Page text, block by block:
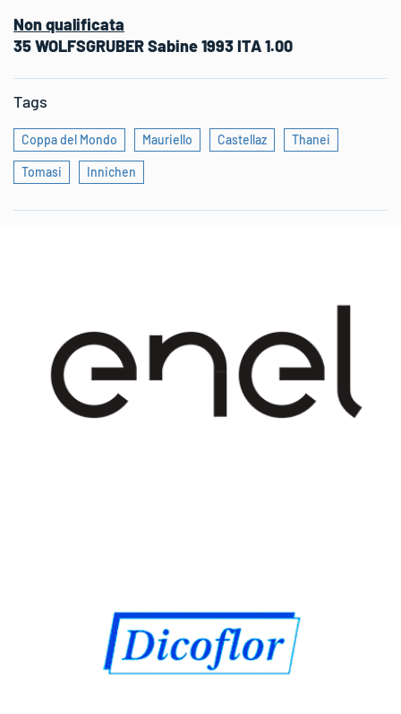
Non qualificata
35 WOLFSGRUBER Sabine 1993 ITA 1.00
Tags
Coppa del Mondo Mauriello Castellaz Thanei
Tomasi Innichen